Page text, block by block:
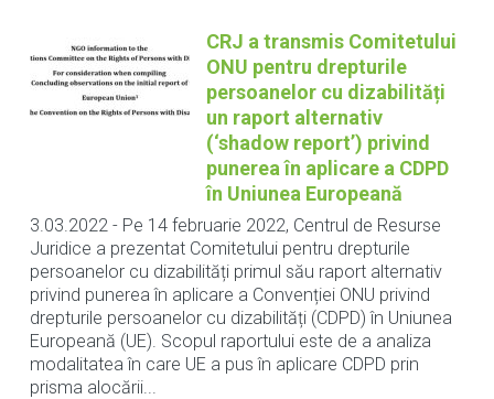
CRJ a transmis Comitetului
ONU pentru drepturile
persoanelor cu dizabilități
un raport alternativ
(‘shadow report’) privind
punerea în aplicare a CDPD
în Uniunea Europeană
3.03.2022 - Pe 14 februarie 2022, Centrul de Resurse
Juridice a prezentat Comitetului pentru drepturile
persoanelor cu dizabilități primul său raport alternativ
privind punerea în aplicare a Convenției ONU privind
drepturile persoanelor cu dizabilități (CDPD) în Uniunea
Europeană (UE). Scopul raportului este de a analiza
modalitatea în care UE a pus în aplicare CDPD prin
prisma alocării...